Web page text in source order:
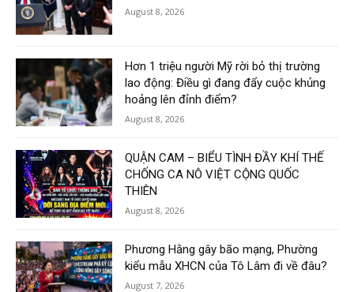
August 8, 2026
Hơn 1 triệu người Mỹ rời bỏ thị trường
lao động: Điều gì đang đẩy cuộc khủng
hoảng lên đỉnh điểm?
August 8, 2026
QUẬN CAM – BIỂU TÌNH ĐẦY KHÍ THẾ
CHỐNG CA NÔ VIỆT CỘNG QUỐC
THIÊN
August 8, 2026
Phương Hằng gây bão mạng, Phường
kiểu mẫu XHCN của Tô Lâm đi về đâu?
August 7, 2026